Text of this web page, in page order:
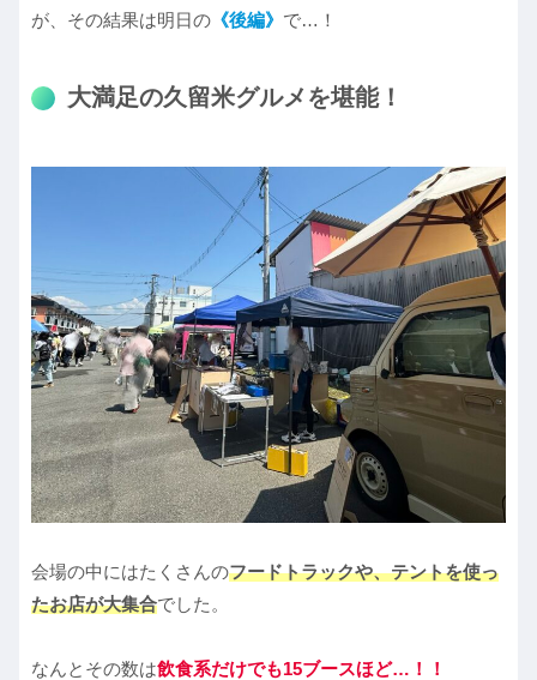
が、その結果は明日の 《後編》 で…！
大満足の久留米グルメを堪能！
会場の中にはたくさんのフードトラックや、テントを使っ
たお店が大集合でした。
なんとその数は飲食系だけでも15ブースほど…！！